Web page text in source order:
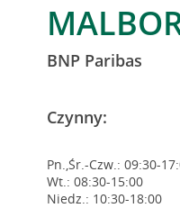
BNP Paribas
Czynny:
Pn.,Śr.-Czw.: 09:30-
Wt.: 08:30-15:00
Niedz.: 10:30-18:00